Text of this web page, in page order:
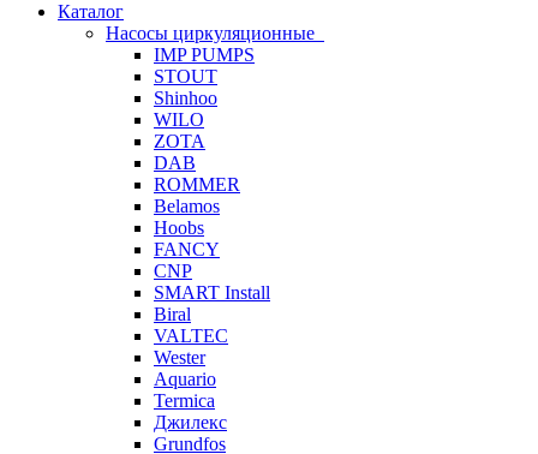
Каталог
Насосы циркуляционные
IMP PUMPS
STOUT
Shinhoo
WILO
ZOTA
DAB
ROMMER
Belamos
Hoobs
FANCY
CNP
SMART Install
Biral
VALTEC
Wester
Aquario
Termica
Джилекс
Grundfos